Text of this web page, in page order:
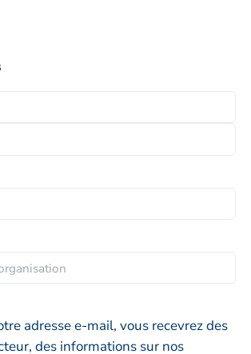
adresse e-mail, vous recevrez des
des informations sur nos